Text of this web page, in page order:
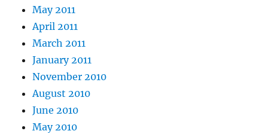
May 2011
April 2011
March 2011
January 2011
November 2010
August 2010
June 2010
May 2010